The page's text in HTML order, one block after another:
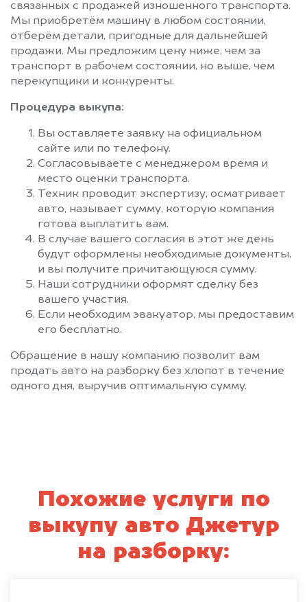
связанных с продажей изношенного транспорта.
Мы приобретём машину в любом состоянии,
отберём детали, пригодные для дальнейшей
продажи. Мы предложим цену ниже, чем за
транспорт в рабочем состоянии, но выше, чем
перекупщики и конкуренты.
Процедура выкупа:
Вы оставляете заявку на официальном
сайте или по телефону.
Согласовываете с менеджером время и
место оценки транспорта.
Техник проводит экспертизу, осматривает
авто, называет сумму, которую компания
готова выплатить вам.
В случае вашего согласия в этот же день
будут оформлены необходимые документы,
и вы получите причитающуюся сумму.
Наши сотрудники оформят сделку без
вашего участия.
Если необходим эвакуатор, мы предоставим
его бесплатно.
Обращение в нашу компанию позволит вам
продать авто на разборку без хлопот в течение
одного дня, выручив оптимальную сумму.
Похожие услуги по
выкупу авто Джетур
на разборку: